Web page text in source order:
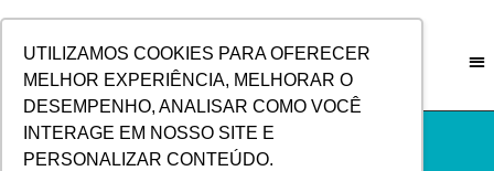
UTILIZAMOS COOKIES PARA OFERECER
MELHOR EXPERIÊNCIA, MELHORAR O
DESEMPENHO, ANALISAR COMO VOCÊ
INTERAGE EM NOSSO SITE E
PERSONALIZAR CONTEÚDO.
CONTEÚDO